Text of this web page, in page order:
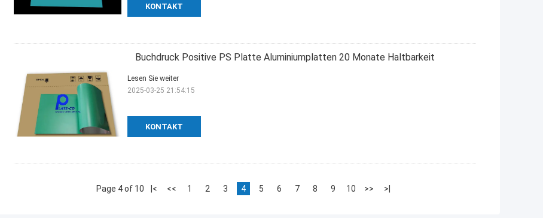
KONTAKT
Buchdruck Positive PS Platte Aluminiumplatten 20 Monate Haltbarkeit
KONTAKT
Lesen Sie weiter
2025-03-25 21:54:15
Page 4 of 10 |< << 1 2 3 4 5 6 7 8 9 10 >> >|